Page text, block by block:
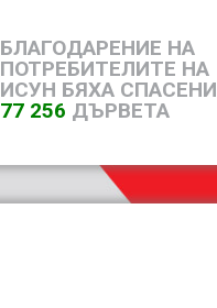
БЛАГОДАРЕНИЕ НА
ПОТРЕБИТЕЛИТЕ НА
ИСУН БЯХА СПАСЕНИ
77 256 ДЪРВЕТА